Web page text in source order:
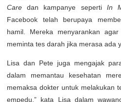
Care dan kampanye seperti In
Facebook telah berupaya
hamil. Mereka menyarankan
meminta tes darah jika merasa ada
Lisa dan Pete juga mengajak
dalam memantau kesehatan
memaksa dokter untuk melakukan
empedu,” kata Lisa dalam